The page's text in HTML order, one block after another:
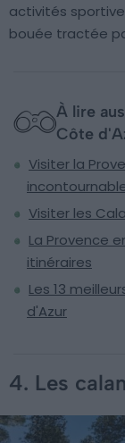
activités
bouée tractée
À lire
Côte
Visiter la
Visiter les
La Provence
itinéraires
Les 13
d'Azur
4. Les